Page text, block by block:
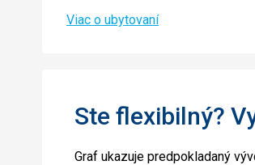
Viac o ubytovaní
Ste flexibilný?
Graf ukazuje predpokladaný